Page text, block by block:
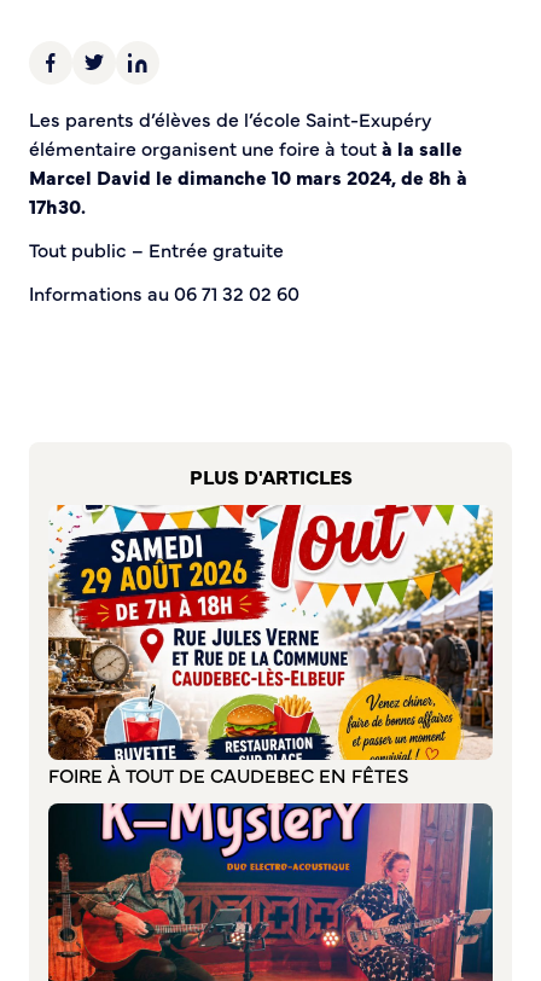
Les parents d’élèves de l’école Saint-Exupéry
élémentaire organisent une foire à toutà la salle
Marcel David le dimanche 10 mars 2024, de 8h à
17h30.
Tout public – Entrée gratuite
Informations au 06 71 32 02 60
PLUS D'ARTICLES
FOIRE À TOUT DE CAUDEBEC EN FÊTES
Sécurité tranquillité
Police municipale
Pré-plainte en ligne
Tranquillité vacances
Vidéoprotection
Horaires pour le bricolage et le jardinage
Infos pratiques
DÉCOUVRIR SORTIR
Bienvenue à Caudebec
Histoire de la ville
Patrimoine historique
Temps forts
Venir à Caudebec
Emménager à Caudebec
Cadre de vie
Parcs et jardins
Entretien durable des espaces verts
Concours des maisons et balcons fleuris
Entretien des haies
Aide à l’achat d’un composteur ou récupérateur d’eau